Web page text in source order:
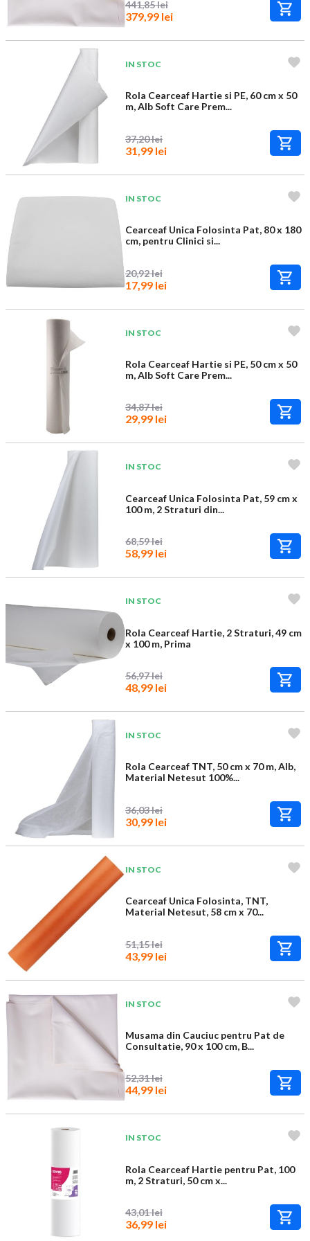
441,85 lei
379,99 lei
IN STOC
Rola Cearceaf Hartie si PE, 60 cm x 50
m, Alb Soft Care Prem...
37,20 lei
31,99 lei
IN STOC
Cearceaf Unica Folosinta Pat, 80 x 180
cm, pentru Clinici si...
20,92 lei
17,99 lei
IN STOC
Rola Cearceaf Hartie si PE, 50 cm x 50
m, Alb Soft Care Prem...
34,87 lei
29,99 lei
IN STOC
Cearceaf Unica Folosinta Pat, 59 cm x
100 m, 2 Straturi din...
68,59 lei
58,99 lei
IN STOC
Rola Cearceaf Hartie, 2 Straturi, 49 cm
x 100 m, Prima
56,97 lei
48,99 lei
IN STOC
Rola Cearceaf TNT, 50 cm x 70 m, Alb,
Material Netesut 100%...
36,03 lei
30,99 lei
IN STOC
Cearceaf Unica Folosinta, TNT,
Material Netesut, 58 cm x 70...
51,15 lei
43,99 lei
IN STOC
Musama din Cauciuc pentru Pat de
Consultatie, 90 x 100 cm, B...
52,31 lei
44,99 lei
IN STOC
Rola Cearceaf Hartie pentru Pat, 100
m, 2 Straturi, 50 cm x...
43,01 lei
36,99 lei